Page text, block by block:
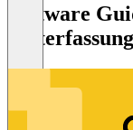
Software
Zeiterfassung